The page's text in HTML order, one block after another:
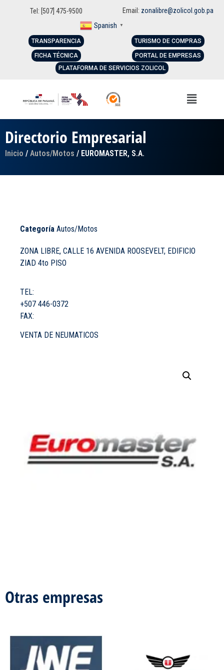
Tel: [507] 475-9500 Email: zonalibre@zolicol.gob.pa
Spanish ▼
TRANSPARENCIA
FICHA TÉCNICA
TURISMO DE COMPRAS
PORTAL DE EMPRESAS
PLATAFORMA DE SERVICIOS ZOLICOL
Directorio Empresarial
Inicio / Autos/Motos / EUROMASTER, S.A.
Categoría Autos/Motos
ZONA LIBRE, CALLE 16 AVENIDA ROOSEVELT, EDIFICIO
ZIAD 4to PISO
TEL:
+507 446-0372
FAX:
VENTA DE NEUMATICOS
Otras empresas